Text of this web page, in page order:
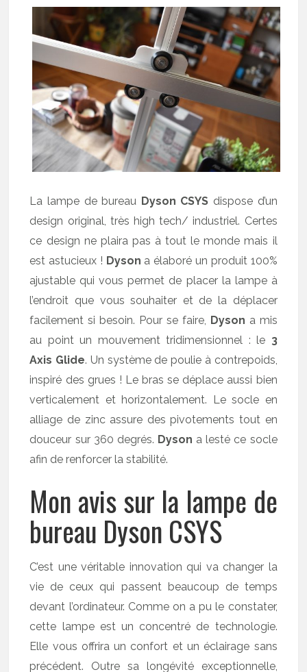
La lampe de bureau Dyson CSYS dispose d’un
design original, très high tech/ industriel. Certes
ce design ne plaira pas à tout le monde mais il
est astucieux ! Dyson a élaboré un produit 100%
ajustable qui vous permet de placer la lampe à
l’endroit que vous souhaiter et de la déplacer
facilement si besoin. Pour se faire, Dyson a mis
au point un mouvement tridimensionnel : le 3
Axis Glide. Un système de poulie à contrepoids,
inspiré des grues ! Le bras se déplace aussi bien
verticalement et horizontalement. Le socle en
alliage de zinc assure des pivotements tout en
douceur sur 360 degrés. Dyson a lesté ce socle
afin de renforcer la stabilité.
Mon avis sur la lampe de
bureau Dyson CSYS
C’est une véritable innovation qui va changer la
vie de ceux qui passent beaucoup de temps
devant l’ordinateur. Comme on a pu le constater,
cette lampe est un concentré de technologie.
Elle vous offrira un confort et un éclairage sans
précédent. Outre sa longévité exceptionnelle,